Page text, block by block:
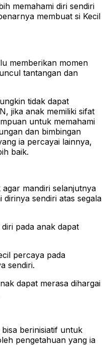
memahami diri sendiri
membuat si Kecil
memberikan momen
tantangan dan
tidak dapat
jika anak memiliki sifat
untuk memahami
dan bimbingan
ia percayai lainnya,
baik.
mandiri selanjutnya
sendiri atas segala
pada anak dapat
percaya pada
sendiri.
dapat merasa dihargai
berinisiatif untuk
pengetahuan yang ia